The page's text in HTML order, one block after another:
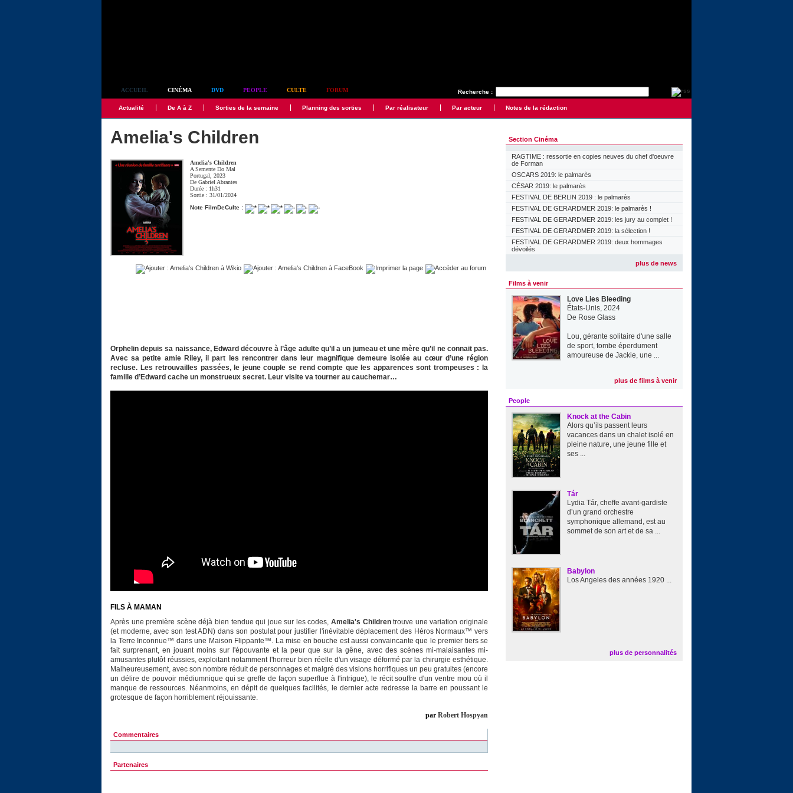
Recherche :
ACCUEIL CINÉMA DVD PEOPLE CULTE FORUM
Actualité De A à Z Sorties de la semaine Planning des sorties Par réalisateur Par acteur Notes de la rédaction
Amelia's Children
Amelia's Children
A Semente Do Mal
Portugal, 2023
DeGabriel Abrantes
Durée : 1h31
Sortie : 31/01/2024
Note FilmDeCulte :
Orphelin depuis sa naissance, Edward découvre à l’âge adulte qu’il a un jumeau et une mère qu’il ne connait pas.
Avec sa petite amie Riley, il part les rencontrer dans leur magnifique demeure isolée au cœur d’une région
recluse. Les retrouvailles passées, le jeune couple se rend compte que les apparences sont trompeuses : la
famille d’Edward cache un monstrueux secret. Leur visite va tourner au cauchemar…
FILS À MAMAN
Après une première scène déjà bien tendue qui joue sur les codes,Amelia's Childrentrouve une variation originale
(et moderne, avec son test ADN) dans son postulat pour justifier l'inévitable déplacement des Héros Normaux™ vers
la Terre Inconnue™ dans une Maison Flippante™. La mise en bouche est aussi convaincante que le premier tiers se
fait surprenant, en jouant moins sur l'épouvante et la peur que sur la gêne, avec des scènes mi-malaisantes mi-
amusantes plutôt réussies, exploitant notamment l'horreur bien réelle d'un visage déformé par la chirurgie esthétique.
Malheureusement, avec son nombre réduit de personnages et malgré des visions horrifiques un peu gratuites (encore
un délire de pouvoir médiumnique qui se greffe de façon superflue à l'intrigue), le récit souffre d'un ventre mou où il
manque de ressources. Néanmoins, en dépit de quelques facilités, le dernier acte redresse la barre en poussant le
grotesque de façon horriblement réjouissante.
par Robert Hospyan
Commentaires
Partenaires
Section Cinéma
RAGTIME : ressortie en copies neuves du chef d'oeuvre
de Forman
OSCARS 2019: le palmarès
CÉSAR 2019: le palmarès
FESTIVAL DE BERLIN 2019 : le palmarès
FESTIVAL DE GERARDMER 2019: le palmarès !
FESTIVAL DE GERARDMER 2019: les jury au complet !
FESTIVAL DE GERARDMER 2019: la sélection !
FESTIVAL DE GERARDMER 2019: deux hommages
dévoilés
plus de news
Films à venir
Love Lies Bleeding
États-Unis, 2024
De Rose Glass
Lou, gérante solitaire d'une salle
de sport, tombe éperdument
amoureuse de Jackie, une ...
plus de films à venir
People
Knock at the Cabin
Alors qu’ils passent leurs
vacances dans un chalet isolé en
pleine nature, une jeune fille et
ses ...
Tár
Lydia Tár, cheffe avant-gardiste
d’un grand orchestre
symphonique allemand, est au
sommet de son art et de sa ...
Babylon
Los Angeles des années 1920 ...
plus de personnalités